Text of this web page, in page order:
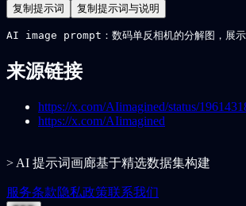
复制提示词 复制提示词与说明
AI image prompt：数码单反相机的分解图，展示
来源链接
https://x.com/AIimagined/status/
https://x.com/AIimagined
> AI 提示词画廊基于精选数据集构建
服务条款隐私政策联系我们